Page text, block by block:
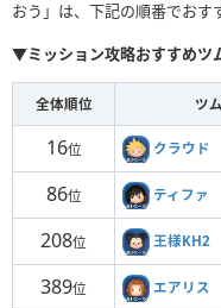
おう」は、下記の順番でおす
▼ミッション攻略おすすめツ
全体順位 ツ
16位 クラウド
86位 ティファ
208位 王様KH2
389位 エアリス